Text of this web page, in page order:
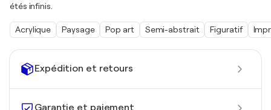
Expédition et retours
Garantie et paiement
étés infinis.
Acrylique Paysage Pop art Semi-abstrait Figuratif